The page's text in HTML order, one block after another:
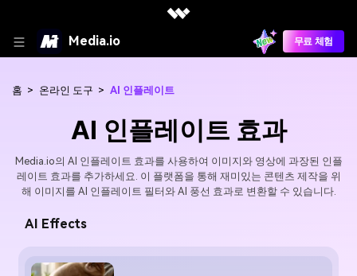
Media.io 무료 체험
홈 > 온라인 도구 > AI 인플레이트
AI 인플레이트 효과
Media.io의 AI 인플레이트 효과를 사용하여 이미지와 영상에 과장된 인플
레이트 효과를 추가하세요. 이 플랫폼을 통해 재미있는 콘텐츠 제작을 위
해 이미지를 AI 인플레이트 필터와 AI 풍선 효과로 변환할 수 있습니다.
AI Effects